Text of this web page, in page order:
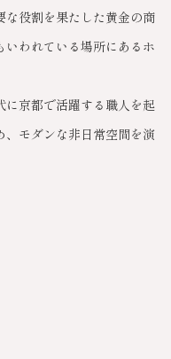
な役割を果たした黄金の商
いわれている場所にあるホ
京都で活躍する職人を起
、モダンな非日常空間を演